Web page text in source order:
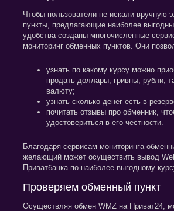
Чтобы пользователи не искали вручную
пункты, предлагающие наиболее
удобства созданы многочисленные
мониторинг обменных пунктов. Они
узнать по какому курсу можно
продать доллары, гривны, рубли,
валюту;
узнать сколько денег есть в
почитать отзывы про обменник,
удостовериться в его честности.
Благодаря сервисам мониторинга
желающий может осуществить вывод
Приватбанка по наиболее выгодному
Проверяем обменный пункт
Осуществляя обмен WMZ на Приват24,